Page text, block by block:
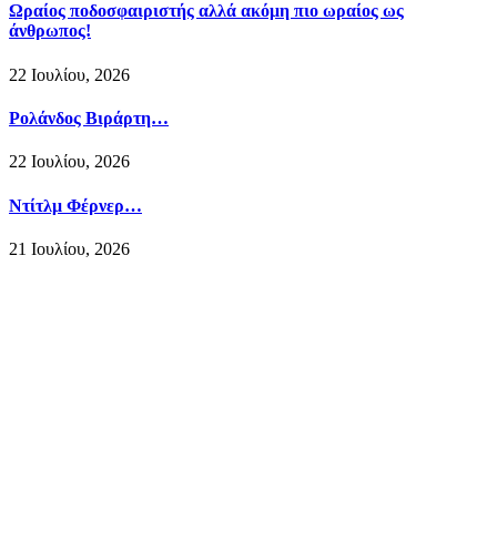
Ωραίος ποδοσφαιριστής αλλά ακόμη πιο ωραίος ως
άνθρωπος!
22 Ιουλίου, 2026
Ρολάνδος Βιράρτη…
22 Ιουλίου, 2026
Ντίτλμ Φέρνερ…
21 Ιουλίου, 2026